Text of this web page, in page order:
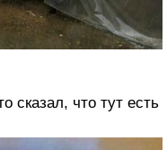
сказал, что тут есть